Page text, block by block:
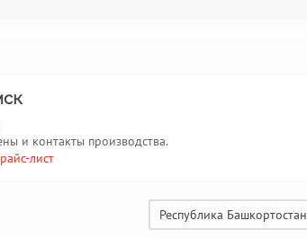
и контакты производства.
лист
Республика Башкортостан